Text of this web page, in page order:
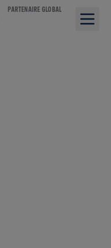
PARTENAIRE GLOBAL